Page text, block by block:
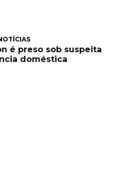
é preso sob suspeita
doméstica